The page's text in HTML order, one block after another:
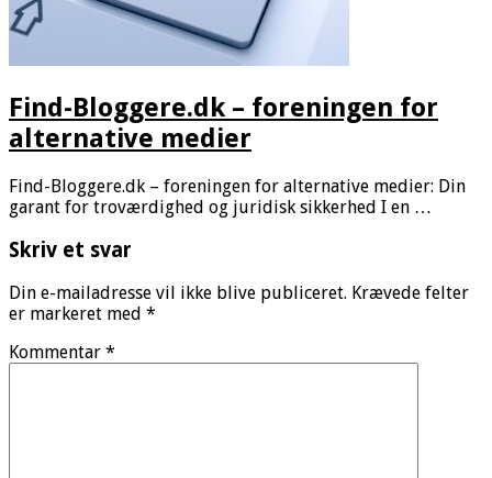
Find-Bloggere.dk – foreningen for
alternative medier
Find-Bloggere.dk – foreningen for alternative medier: Din
garant for troværdighed og juridisk sikkerhed I en …
Skriv et svar
Din e-mailadresse vil ikke blive publiceret. Krævede felter
er markeret med *
Kommentar *